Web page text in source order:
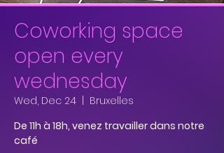
Coworking space
open every
wednesday
Wed, Dec 24
Bruxelles
De 11h à 18h, venez travailler dans notre
café